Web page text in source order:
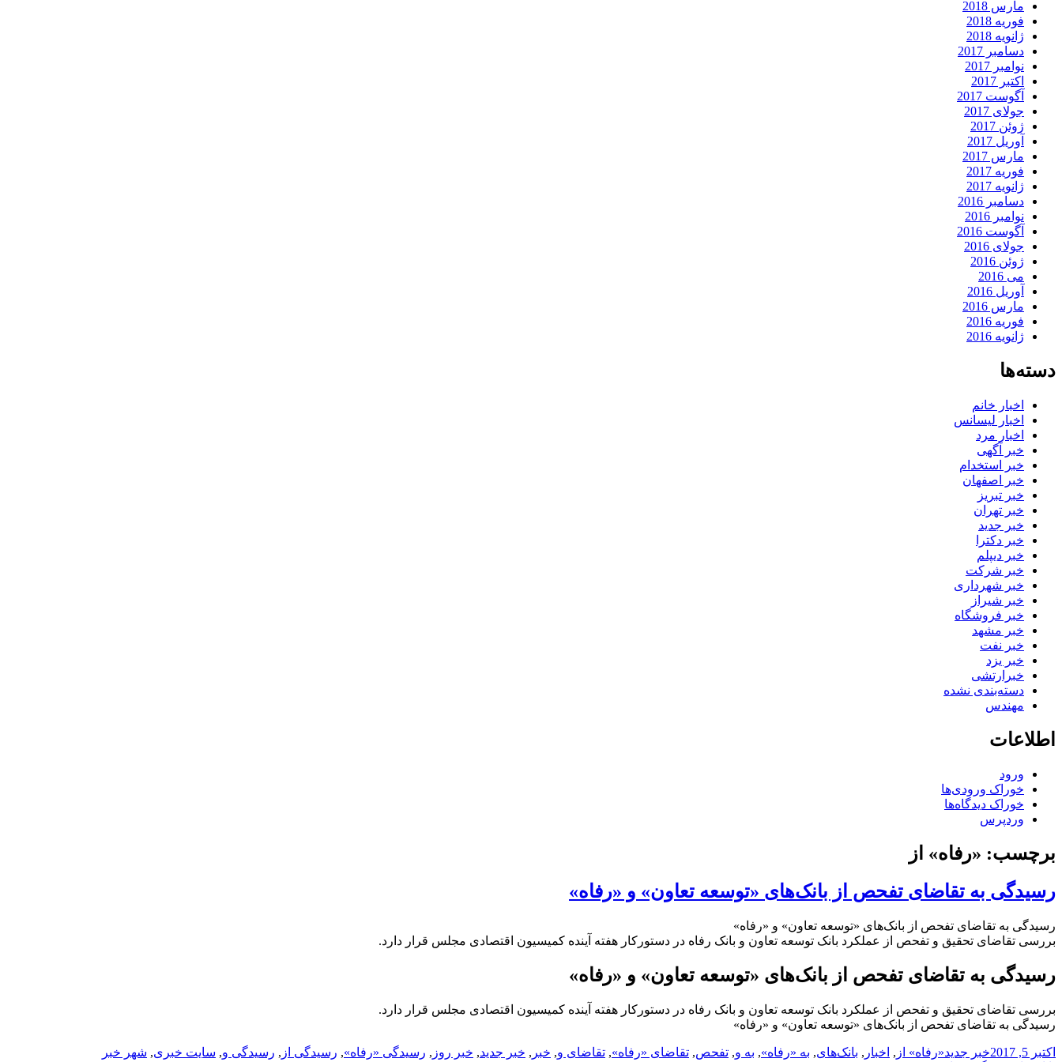
مارس 2018
فوریه 2018
ژانویه 2018
دسامبر 2017
نوامبر 2017
اکتبر 2017
آگوست 2017
جولای 2017
ژوئن 2017
آوریل 2017
مارس 2017
فوریه 2017
ژانویه 2017
دسامبر 2016
نوامبر 2016
آگوست 2016
جولای 2016
ژوئن 2016
می 2016
آوریل 2016
مارس 2016
فوریه 2016
ژانویه 2016
دسته‌ها
اخبار خانم
اخبار لیسانس
اخبار مرد
خبر آگهی
خبر استخدام
خبر اصفهان
خبر تبریز
خبر تهران
خبر جدید
خبر دکترا
خبر دیپلم
خبر شرکت
خبر شهرداری
خبر شیراز
خبر فروشگاه
خبر مشهد
خبر نفت
خبر یزد
خبرارتشی
دسته‌بندی نشده
مهندس
اطلاعات
ورود
خوراک ورودی‌ها
خوراک دیدگاه‌ها
وردپرس
برچسب: «رفاه» از
رسیدگی به تقاضای تفحص از بانک‌های «توسعه تعاون» و «رفاه»
رسیدگی به تقاضای تفحص از بانک‌های «توسعه تعاون» و «رفاه»
بررسی تقاضای تحقیق و تفحص از عملکرد بانک توسعه تعاون و بانک رفاه در دستورکار هفته آینده کمیسیون اقتصادی مجلس قرار دارد.
رسیدگی به تقاضای تفحص از بانک‌های «توسعه تعاون» و «رفاه»
بررسی تقاضای تحقیق و تفحص از عملکرد بانک توسعه تعاون و بانک رفاه در دستورکار هفته آینده کمیسیون اقتصادی مجلس قرار دارد.
رسیدگی به تقاضای تفحص از بانک‌های «توسعه تعاون» و «رفاه»
ارسال
اکتبر 5, 2017 نویسنده
دسته‌ها
خبر جدیدبرچسب‌ها
«رفاه» از , اخبار , بانک‌های, به «رفاه», به و, تفحص, تقاضای «رفاه», تقاضای و, خبر , خبر جدید, خبر روز , رسیدگی «رفاه», رسیدگی از , رسیدگی و, سایت خبری, شهر خبر